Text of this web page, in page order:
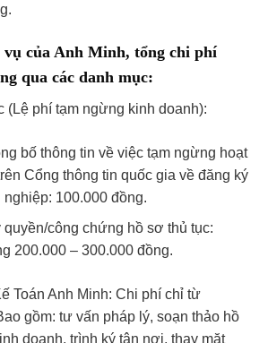
của Anh Minh, tổng chi phí
qua các danh mục:
(Lệ phí tạm ngừng kinh doanh):
bố thông tin về việc tạm ngừng hoạt
Cổng thông tin quốc gia về đăng ký
nghiệp: 100.000 đồng.
quyền/công chứng hồ sơ thủ tục:
200.000 – 300.000 đồng.
Toán Anh Minh: Chi phí chỉ từ
gồm: tư vấn pháp lý, soạn thảo hồ
doanh, trình ký tận nơi, thay mặt